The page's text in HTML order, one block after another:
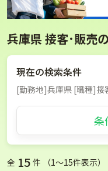
兵庫県 接客･販売
現在の検索条件
[勤務地]兵庫県 [職種]接
条
全 15 件 （1〜15件表示）